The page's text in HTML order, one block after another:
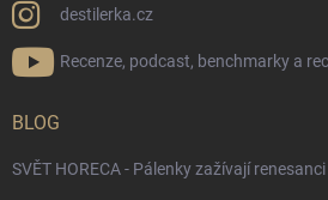
destilerka.cz
Recenze, podcast, benchmarky a
BLOG
SVĚT HORECA - Pálenky zažívají renesanci